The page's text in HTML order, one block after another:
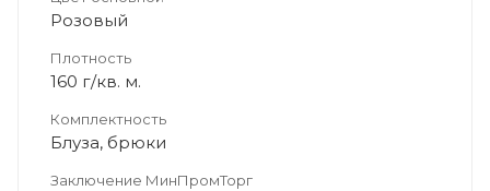
Розовый
Плотность
160 г/кв. м.
Комплектность
Блуза, брюки
Заключение МинПромТорг